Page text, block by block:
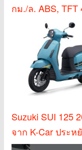
กม./ล. ABS, TFT
Suzuki SUI 125
จาก K-Car ประห